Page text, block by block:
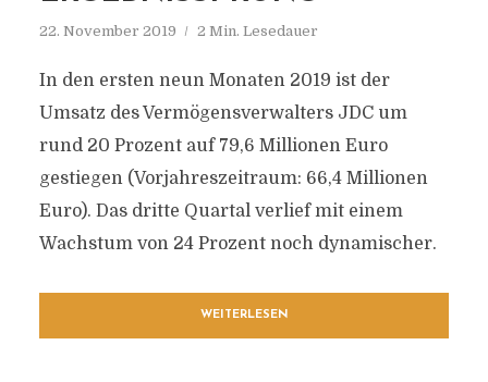
22. November 2019 2 Min. Lesedauer
In den ersten neun Monaten 2019 ist der
Umsatz des Vermögensverwalters JDC um
rund 20 Prozent auf 79,6 Millionen Euro
gestiegen (Vorjahreszeitraum: 66,4 Millionen
Euro). Das dritte Quartal verlief mit einem
Wachstum von 24 Prozent noch dynamischer.
WEITERLESEN